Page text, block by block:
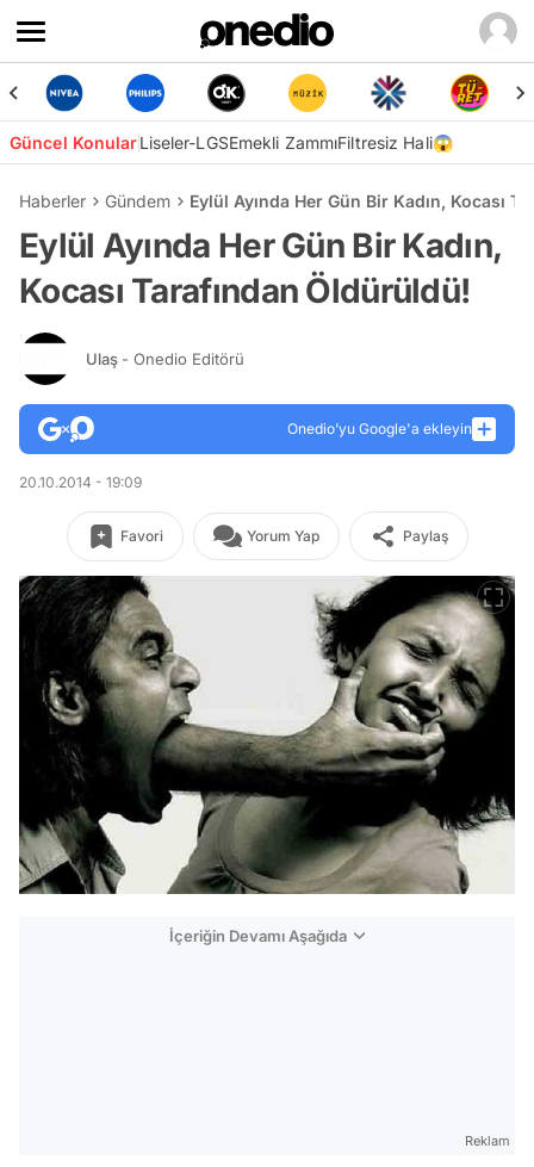
Güncel KonularLiseler-LGSEmekli ZammıFiltresiz Hali😱
Haberler Gündem Eylül Ayında Her Gün Bir Kadın, Kocası
Eylül Ayında Her Gün Bir Kadın,
Kocası Tarafından Öldürüldü!
Ulaş - Onedio Editörü
Onedio’yu Google'a ekleyin
20.10.2014 - 19:09
Favori Yorum Yap Paylaş
İçeriğin Devamı Aşağıda
Reklam